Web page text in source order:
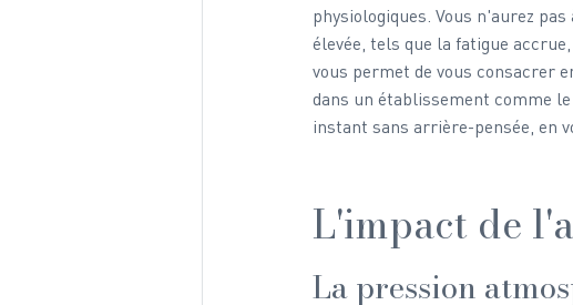
physiologiques. Vous n'aurez
élevée, tels que la fatigue
vous permet de vous consacrer
dans un établissement comme
instant sans arrière-pensée, en
L'impact de
La pression